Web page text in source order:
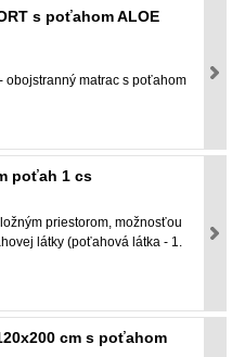
s poťahom ALOE
obojstranný matrac s poťahom
poťah 1 cs
priestorom, možnosťou
látky (poťahová látka - 1.
cm s poťahom